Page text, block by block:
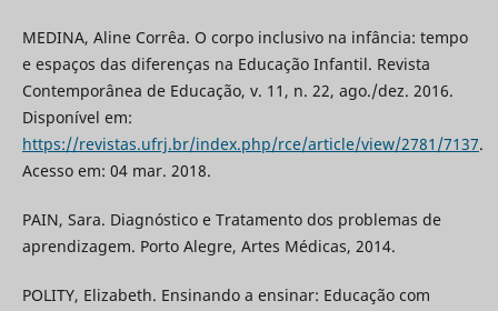
MEDINA, Aline Corrêa. O corpo inclusivo na infância: tempo
e espaços das diferenças na Educação Infantil. Revista
Contemporânea de Educação, v. 11, n. 22, ago./dez. 2016.
Disponível em:
https://revistas.ufrj.br/index.php/rce/article/view/2781/7137.
Acesso em: 04 mar. 2018.
PAIN, Sara. Diagnóstico e Tratamento dos problemas de
aprendizagem. Porto Alegre, Artes Médicas, 2014.
POLITY, Elizabeth. Ensinando a ensinar: Educação com